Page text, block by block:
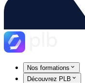
Nos formations
Découvrez PLB